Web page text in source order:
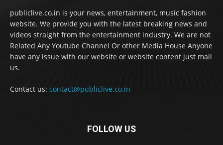
publiclive.co.in is your news, entertainment, music fashion
website. We provide you with the latest breaking news and
videos straight from the entertainment industry. We are not
Related Any Youtube Channel Or other Media House Anyone
have any issue with our website or website content just mail
us.
Contact us: contact@publiclive.co.in
FOLLOW US